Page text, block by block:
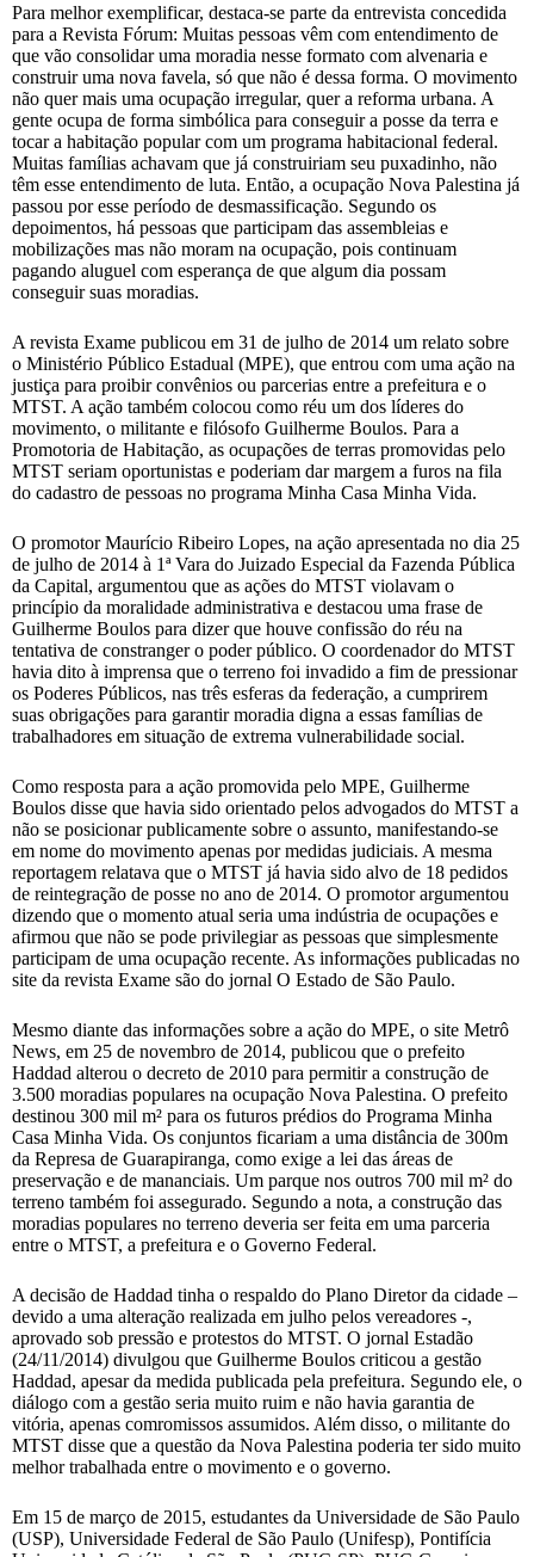
Para melhor exemplificar, destaca-se parte da entrevista concedida
para a Revista Fórum: Muitas pessoas vêm com entendimento de
que vão consolidar uma moradia nesse formato com alvenaria e
construir uma nova favela, só que não é dessa forma. O movimento
não quer mais uma ocupação irregular, quer a reforma urbana. A
gente ocupa de forma simbólica para conseguir a posse da terra e
tocar a habitação popular com um programa habitacional federal.
Muitas famílias achavam que já construiriam seu puxadinho, não
têm esse entendimento de luta. Então, a ocupação Nova Palestina já
passou por esse período de desmassificação. Segundo os
depoimentos, há pessoas que participam das assembleias e
mobilizações mas não moram na ocupação, pois continuam
pagando aluguel com esperança de que algum dia possam
conseguir suas moradias.
A revista Exame publicou em 31 de julho de 2014 um relato sobre
o Ministério Público Estadual (MPE), que entrou com uma ação na
justiça para proibir convênios ou parcerias entre a prefeitura e o
MTST. A ação também colocou como réu um dos líderes do
movimento, o militante e filósofo Guilherme Boulos. Para a
Promotoria de Habitação, as ocupações de terras promovidas pelo
MTST seriam oportunistas e poderiam dar margem a furos na fila
do cadastro de pessoas no programa Minha Casa Minha Vida.
O promotor Maurício Ribeiro Lopes, na ação apresentada no dia 25
de julho de 2014 à 1ª Vara do Juizado Especial da Fazenda Pública
da Capital, argumentou que as ações do MTST violavam o
princípio da moralidade administrativa e destacou uma frase de
Guilherme Boulos para dizer que houve confissão do réu na
tentativa de constranger o poder público. O coordenador do MTST
havia dito à imprensa que o terreno foi invadido a fim de pressionar
os Poderes Públicos, nas três esferas da federação, a cumprirem
suas obrigações para garantir moradia digna a essas famílias de
trabalhadores em situação de extrema vulnerabilidade social.
Como resposta para a ação promovida pelo MPE, Guilherme
Boulos disse que havia sido orientado pelos advogados do MTST a
não se posicionar publicamente sobre o assunto, manifestando-se
em nome do movimento apenas por medidas judiciais. A mesma
reportagem relatava que o MTST já havia sido alvo de 18 pedidos
de reintegração de posse no ano de 2014. O promotor argumentou
dizendo que o momento atual seria uma indústria de ocupações e
afirmou que não se pode privilegiar as pessoas que simplesmente
participam de uma ocupação recente. As informações publicadas no
site da revista Exame são do jornal O Estado de São Paulo.
Mesmo diante das informações sobre a ação do MPE, o site Metrô
News, em 25 de novembro de 2014, publicou que o prefeito
Haddad alterou o decreto de 2010 para permitir a construção de
3.500 moradias populares na ocupação Nova Palestina. O prefeito
destinou 300 mil m² para os futuros prédios do Programa Minha
Casa Minha Vida. Os conjuntos ficariam a uma distância de 300m
da Represa de Guarapiranga, como exige a lei das áreas de
preservação e de mananciais. Um parque nos outros 700 mil m² do
terreno também foi assegurado. Segundo a nota, a construção das
moradias populares no terreno deveria ser feita em uma parceria
entre o MTST, a prefeitura e o Governo Federal.
A decisão de Haddad tinha o respaldo do Plano Diretor da cidade –
devido a uma alteração realizada em julho pelos vereadores -,
aprovado sob pressão e protestos do MTST. O jornal Estadão
(24/11/2014) divulgou que Guilherme Boulos criticou a gestão
Haddad, apesar da medida publicada pela prefeitura. Segundo ele, o
diálogo com a gestão seria muito ruim e não havia garantia de
vitória, apenas comromissos assumidos. Além disso, o militante do
MTST disse que a questão da Nova Palestina poderia ter sido muito
melhor trabalhada entre o movimento e o governo.
Em 15 de março de 2015, estudantes da Universidade de São Paulo
(USP), Universidade Federal de São Paulo (Unifesp), Pontifícia